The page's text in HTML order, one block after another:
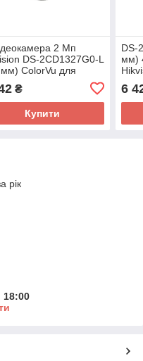
2 Мп
DS-2CD1327G0-L
ColorVu для
₴
Купити
DS-
мм)
6
рік
18:00